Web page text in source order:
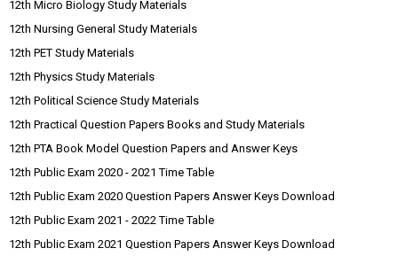
12th Micro Biology Study Materials
12th Nursing General Study Materials
12th PET Study Materials
12th Physics Study Materials
12th Political Science Study Materials
12th Practical Question Papers Books and Study Materials
12th PTA Book Model Question Papers and Answer Keys
12th Public Exam 2020 - 2021 Time Table
12th Public Exam 2020 Question Papers Answer Keys Download
12th Public Exam 2021 - 2022 Time Table
12th Public Exam 2021 Question Papers Answer Keys Download